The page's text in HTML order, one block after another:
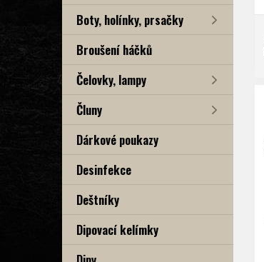
Boty, holínky, prsačky
Broušení háčků
Čelovky, lampy
Čluny
Dárkové poukazy
Desinfekce
Deštníky
Dipovací kelímky